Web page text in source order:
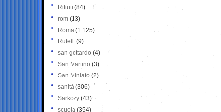
Rifiuti (84)
rom (13)
Roma (1.125)
Rutelli (9)
san gottardo (4)
San Martino (3)
San Miniato (2)
sanità (306)
Sarkozy (43)
scuola (354)